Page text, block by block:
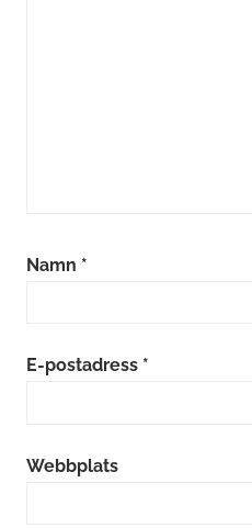
Namn *
E-postadress *
Webbplats